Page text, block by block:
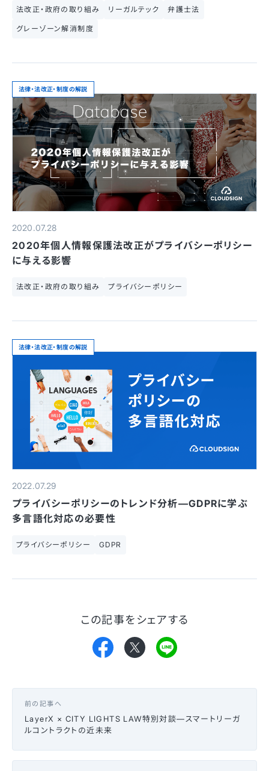
法改正・政府の取り組み リーガルテック 弁護士法
グレーゾーン解消制度
法律・法改正・制度の解説
2020.07.28
2020年個人情報保護法改正がプライバシーポリシー
に与える影響
法改正・政府の取り組み プライバシーポリシー
法律・法改正・制度の解説
2022.07.29
プライバシーポリシーのトレンド分析—GDPRに学ぶ
多言語化対応の必要性
プライバシーポリシー GDPR
この記事をシェアする
前の記事へ
LayerX × CITY LIGHTS LAW特別対談—スマートリーガ
ルコントラクトの近未来